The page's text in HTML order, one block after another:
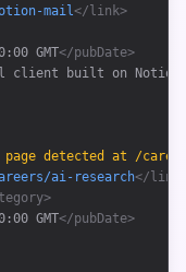
mail</link>
GMT</pubDate>
client built on
page detected at /
ai-research</
GMT</pubDate>